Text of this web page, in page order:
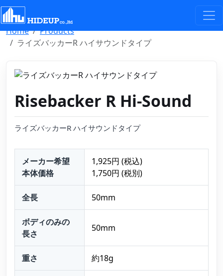
Home
Products
ライズバッカーR ハイサウンドタイプ
Risebacker R Hi-Sound
ライズバッカーR ハイサウンドタイプ
メーカー希望
本体価格
1,925円 (税込)
1,750円 (税別)
全長 50mm
ボディのみの
長さ
50mm
重さ 約18g